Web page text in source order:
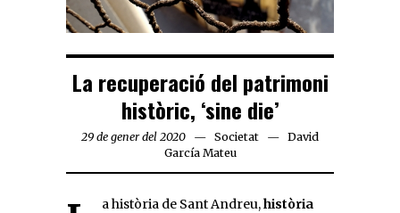
La recuperació del patrimoni
històric, ‘sine die’
29 de gener del 2020 Societat
David
García Mateu
La història de Sant Andreu,història